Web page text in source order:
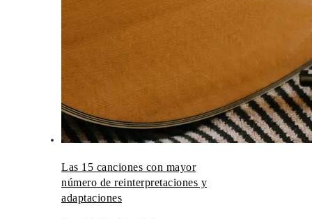
Las 15 canciones con mayor
número de reinterpretaciones y
adaptaciones